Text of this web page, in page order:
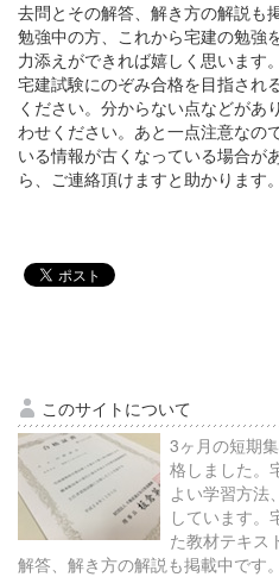
去問とその解答、解き方の解説も
勉強中の方、これから宅建の勉強
力添えができれば嬉しく思います。
宅建試験にのぞみ合格を目指され
ください。分からない点などがあ
わせください。あと一点注意なの
いる情報が古くなっている場合が
ら、ご連絡頂けますと助かります。
このサイトについて
3ヶ月の短期
格しました。
よい学習方法
しています。
た教材テキス
解答、解き方の解説も掲載中です